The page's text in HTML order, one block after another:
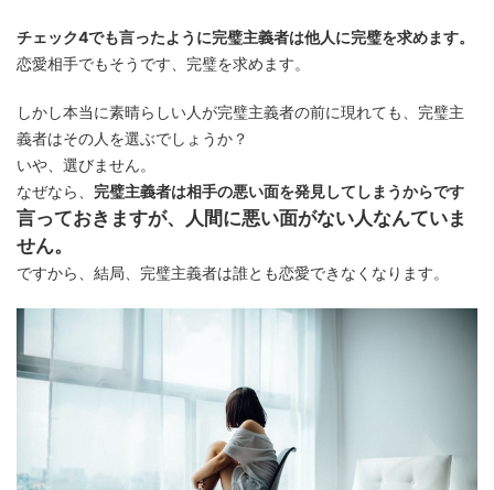
チェック4でも言ったように完璧主義者は他人に完璧を求めます。
恋愛相手でもそうです、完璧を求めます。
しかし本当に素晴らしい人が完璧主義者の前に現れても、完璧主
義者はその人を選ぶでしょうか？
いや、選びません。
なぜなら、 完璧主義者は相手の悪い面を発見してしまうからです
言っておきますが、人間に悪い面がない人なんていま
せん。
ですから、結局、完璧主義者は誰とも恋愛できなくなります。